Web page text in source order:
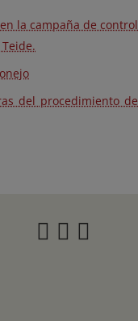
la campaña de control
del procedimiento de